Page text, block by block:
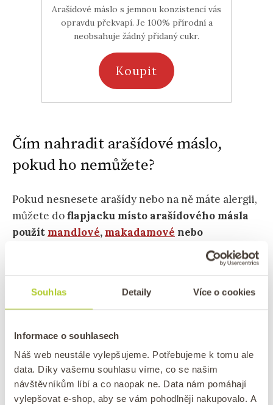
Souhlas Detaily Více o cookies
Informace o souhlasech
Náš web neustále vylepšujeme. Potřebujeme k tomu ale
data. Díky vašemu souhlasu víme, co se našim
návštěvníkům líbí a co naopak ne. Data nám pomáhají
vylepšovat e-shop, aby se vám pohodlněji nakupovalo. A
Arašídové máslo s jemnou konzistencí vás
opravdu překvapí. Je 100% přírodní a
neobsahuje žádný přidaný cukr.
Koupit
Čím nahradit arašídové máslo,
pokud ho nemůžete?
Pokud nesnesete arašídy nebo na ně máte alergii,
můžete doflapjacku místo arašídového másla
použít mandlové, makadamové nebo
Každé z těchto másel dodá
máslíčko a dostanete jinou příchuť müsli tyčinek.